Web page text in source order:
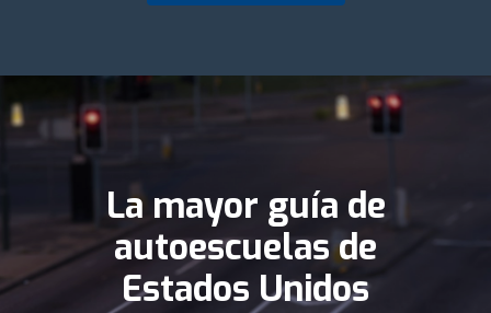
La mayor guía de
autoescuelas de
Estados Unidos